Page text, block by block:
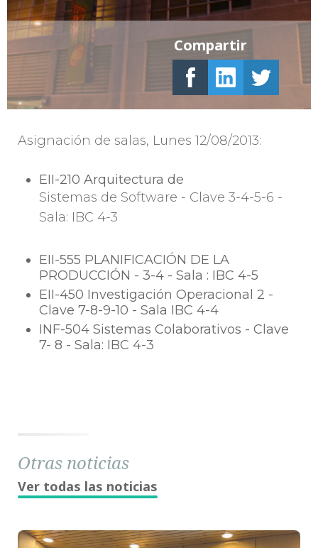
Asignación de salas, Lunes 12/08/2013:
EII-210 Arquitectura de
Sistemas de Software - Clave 3-4-5-6 -
Sala: IBC 4-3
EII-555 PLANIFICACIÓN DE LA
PRODUCCIÓN - 3-4 - Sala : IBC 4-5
EII-450 Investigación Operacional 2 -
Clave 7-8-9-10 - Sala IBC 4-4
INF-504 Sistemas Colaborativos - Clave
7- 8 - Sala: IBC 4-3
Compartir
Otras noticias
Ver todas las noticias